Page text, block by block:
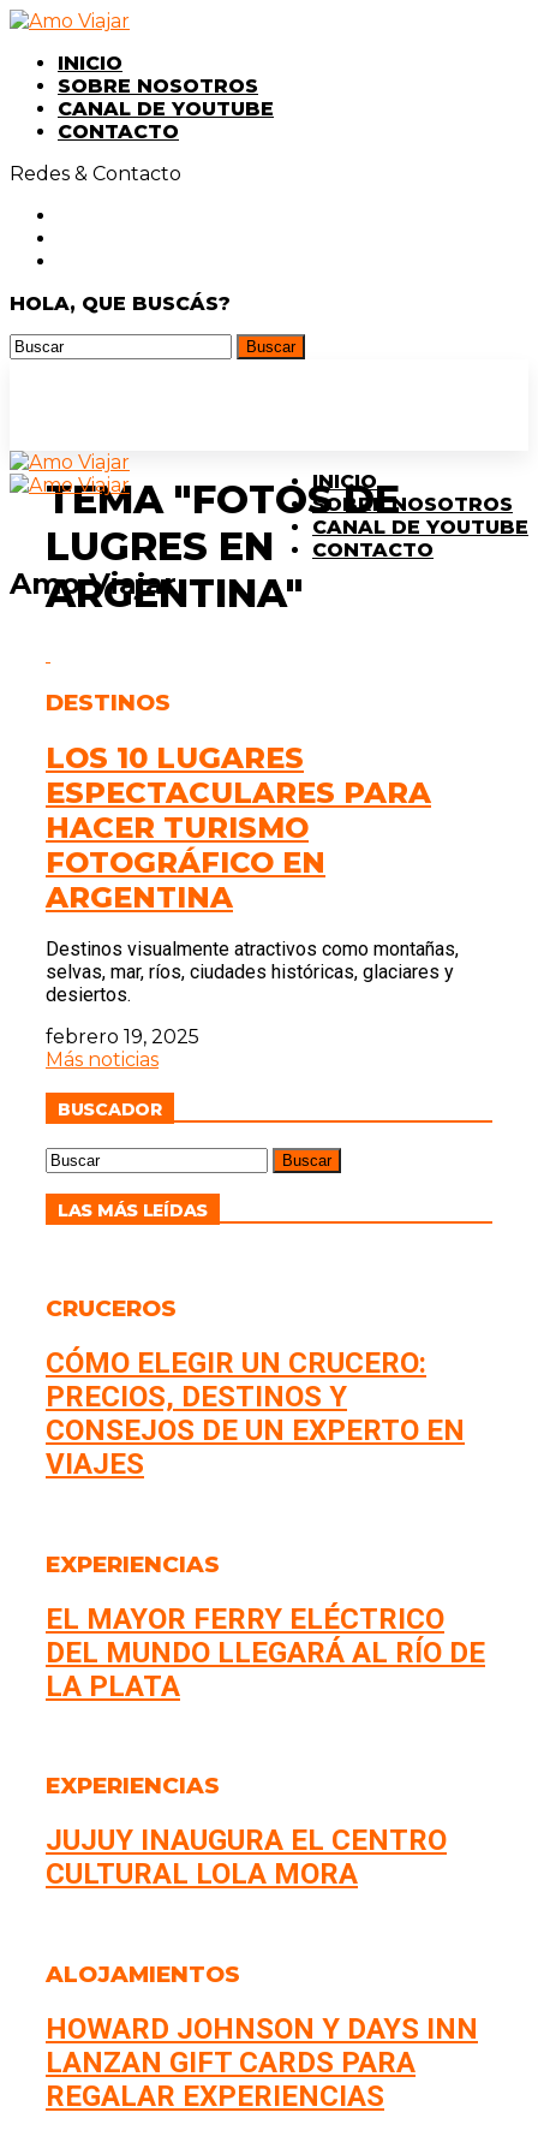
INICIO
SOBRE NOSOTROS
CANAL DE YOUTUBE
CONTACTO
Redes & Contacto
HOLA, QUE BUSCÁS?
Amo Viajar
INICIO
SOBRE NOSOTROS
CANAL DE YOUTUBE
CONTACTO
TEMA "FOTOS DE
LUGRES EN
ARGENTINA"
DESTINOS
LOS 10 LUGARES
ESPECTACULARES PARA
HACER TURISMO
FOTOGRÁFICO EN
ARGENTINA
Destinos visualmente atractivos como montañas,
selvas, mar, ríos, ciudades históricas, glaciares y
desiertos.
febrero 19, 2025
Más noticias
BUSCADOR
LAS MÁS LEÍDAS
CRUCEROS
CÓMO ELEGIR UN CRUCERO:
PRECIOS, DESTINOS Y
CONSEJOS DE UN EXPERTO EN
VIAJES
EXPERIENCIAS
EL MAYOR FERRY ELÉCTRICO
DEL MUNDO LLEGARÁ AL RÍO DE
LA PLATA
EXPERIENCIAS
JUJUY INAUGURA EL CENTRO
CULTURAL LOLA MORA
ALOJAMIENTOS
HOWARD JOHNSON Y DAYS INN
LANZAN GIFT CARDS PARA
REGALAR EXPERIENCIAS